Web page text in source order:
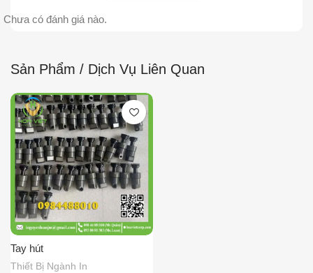
Chưa có đánh giá nào.
Sản Phẩm / Dịch Vụ Liên Quan
Tay hút
Thiết Bị Ngành In